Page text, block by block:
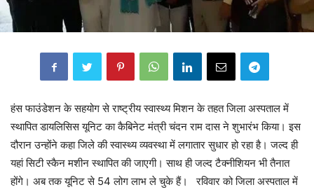
हंस फाउंडेशन के सहयोग से राष्ट्रीय स्वास्थ्य मिशन के तहत जिला अस्पताल में
स्थापित डायलिसिस यूनिट का कैबिनेट मंत्री चंदन राम दास ने शुभारंभ किया। इस
दौरान उन्होंने कहा जिले की स्वास्थ्य व्यवस्था में लगातार सुधार हो रहा है। जल्द ही
यहां सिटी स्कैन मशीन स्थापित की जाएगी। साथ ही जल्द टैक्नीशियन भी तैनात
होंगे। अब तक यूनिट से 54 लोग लाभ ले चुके हैं। रविवार को जिला अस्पताल में